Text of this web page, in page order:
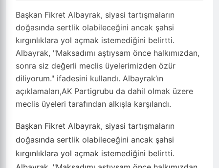
Başkan Fikret Albayrak, siyasi tartışmaların
doğasında sertlik olabileceğini ancak şahsi
kırgınlıklara yol açmak istemediğini belirtti.
Albayrak, "Maksadımı aştıysam önce halkımızdan,
sonra siz değerli meclis üyelerimizden özür
diliyorum." ifadesini kullandı. Albayrak’ın
açıklamaları,AK Partigrubu da dahil olmak üzere
meclis üyeleri tarafından alkışla karşılandı.
Başkan Fikret Albayrak, siyasi tartışmaların
doğasında sertlik olabileceğini ancak şahsi
kırgınlıklara yol açmak istemediğini belirtti.